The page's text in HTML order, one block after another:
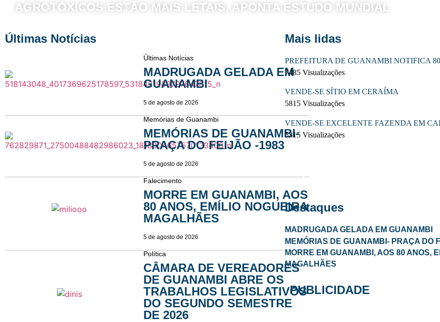
AGROTÓXICOS ESTÃO MAIS LETAIS, APONTA ESTUDO MUNDIAL
Últimas Notícias
Últimas Notícias
MADRUGADA GELADA EM
GUANAMBI
5 de agosto de 2026
Memórias de Guanambi
MEMÓRIAS DE GUANAMBI-
PRAÇA DO FEIJÃO -1983
5 de agosto de 2026
Falecimento
MORRE EM GUANAMBI, AOS
80 ANOS, EMÍLIO NOGUEIRA
MAGALHÃES
5 de agosto de 2026
Política
CÂMARA DE VEREADORES
DE GUANAMBI ABRE OS
TRABALHOS LEGISLATIVOS
DO SEGUNDO SEMESTRE
DE 2026
Mais lidas
PREFEITURA DE GUANAMBI NOTIFICA
7485 Visualizações
VENDE-SE SÍTIO EM CERAÍMA
5815 Visualizações
VENDE-SE EXCELENTE FAZENDA EM
5315 Visualizações
Destaques
MADRUGADA GELADA EM GUANAMBI
MEMÓRIAS DE GUANAMBI- PRAÇA DO
MORRE EM GUANAMBI, AOS 80 ANOS,
MAGALHÃES
PUBLICIDADE